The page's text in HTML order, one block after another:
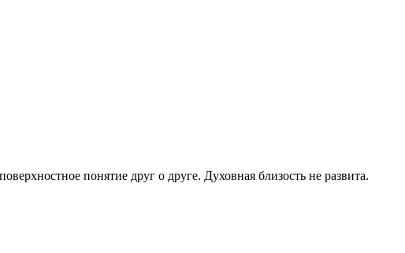
понятие друг о друге. Духовная близость не развита.